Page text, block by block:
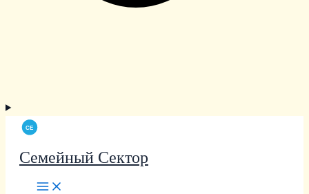
Семейный Сектор